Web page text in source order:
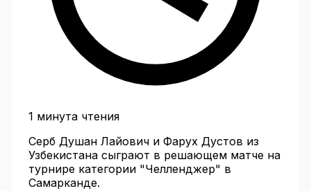
1 минута чтения
Серб Душан Лайович и Фарух Дустов из
Узбекистана сыграют в решающем матче на
турнире категории "Челленджер" в
Самарканде.